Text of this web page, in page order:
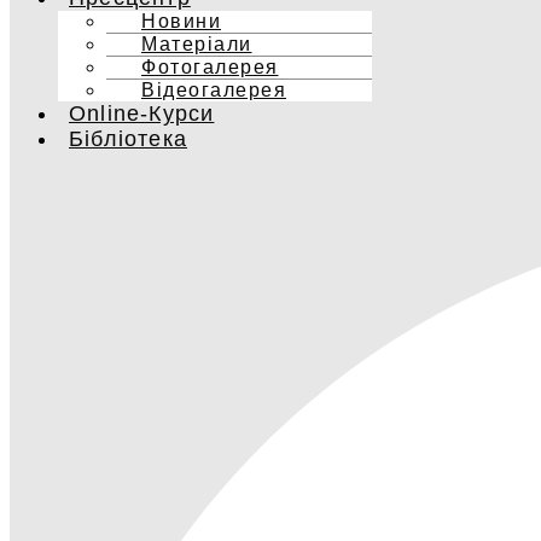
Новини
Матеріали
Фотогалерея
Відеогалерея
Online-Курси
Бібліотека